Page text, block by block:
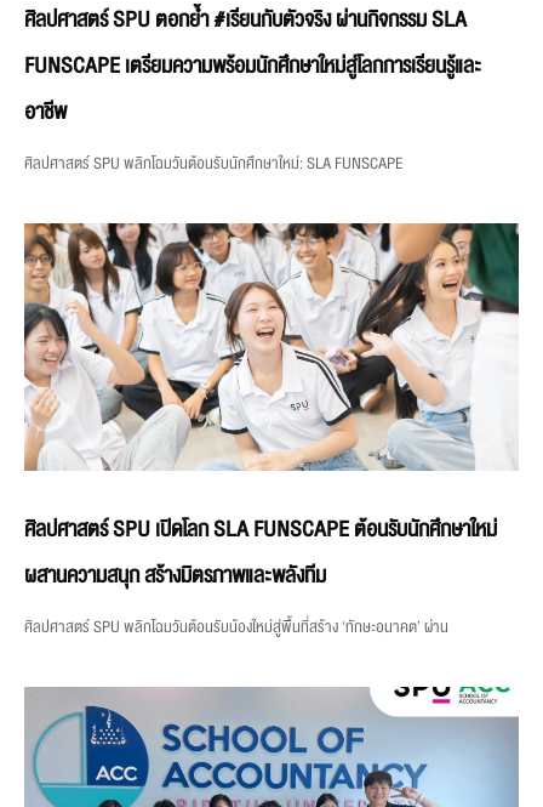
ศิลปศาสตร์ SPU ตอกย้ำ #เรียนกับตัวจริง ผ่านกิจกรรม SLA
FUNSCAPE เตรียมความพร้อมนักศึกษาใหม่สู่โลกการเรียนรู้และ
อาชีพ
ศิลปศาสตร์ SPU พลิกโฉมวันต้อนรับนักศึกษาใหม่: SLA FUNSCAPE
ศิลปศาสตร์ SPU เปิดโลก SLA FUNSCAPE ต้อนรับนักศึกษาใหม่
ผสานความสนุก สร้างมิตรภาพและพลังทีม
ศิลปศาสตร์ SPU พลิกโฉมวันต้อนรับน้องใหม่สู่พื้นที่สร้าง ‘ทักษะอนาคต’ ผ่าน